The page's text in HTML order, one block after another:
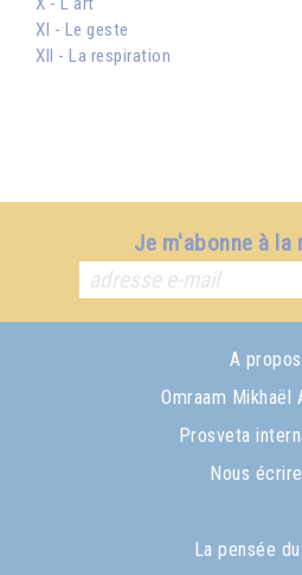
XI - Le geste
XII - La respiration
Je m'abonne à la
A propos
Omraam Mikhaël
Prosveta
Nous
La pensée